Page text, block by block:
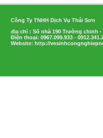
Công Ty TNHH Dịch Vụ Thái Sơn
địa chỉ : Số nhà 190 Trường chinh -
Điện thoại: 0967.099.933 -
Website: http://